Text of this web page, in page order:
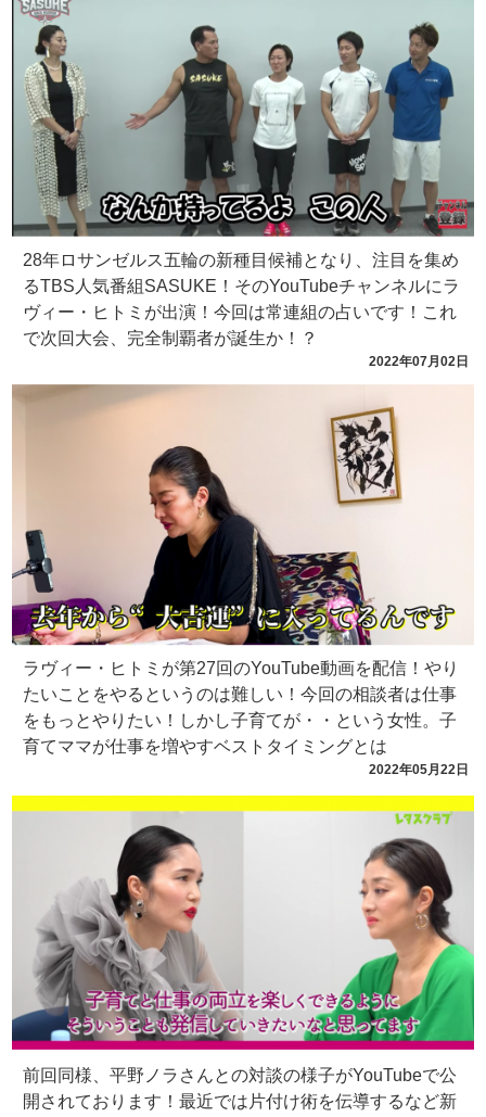
2022年07月02日
28年ロサンゼルス五輪の新種目候補となり、注目を集め
るTBS人気番組SASUKE！そのYouTubeチャンネルにラ
ヴィー・ヒトミが出演！今回は常連組の占いです！これ
で次回大会、完全制覇者が誕生か！？
2022年05月22日
ラヴィー・ヒトミが第27回のYouTube動画を配信！やり
たいことをやるというのは難しい！今回の相談者は仕事
をもっとやりたい！しかし子育てが・・という女性。子
育てママが仕事を増やすベストタイミングとは
前回同様、平野ノラさんとの対談の様子がYouTubeで公
開されております！最近では片付け術を伝導するなど新